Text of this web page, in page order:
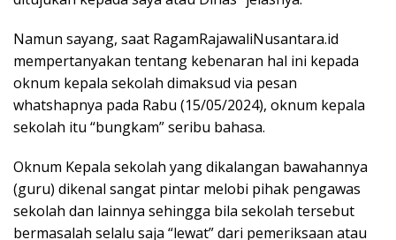
Namun sayang, saat RagamRajawaliNusantara.id
mempertanyakan tentang kebenaran hal ini kepada
oknum kepala sekolah dimaksud via pesan
whatshapnya pada Rabu (15/05/2024), oknum kepala
sekolah itu “bungkam” seribu bahasa.
Oknum Kepala sekolah yang dikalangan bawahannya
(guru) dikenal sangat pintar melobi pihak pengawas
sekolah dan lainnya sehingga bila sekolah tersebut
bermasalah selalu saja “lewat” dari pemeriksaan atau